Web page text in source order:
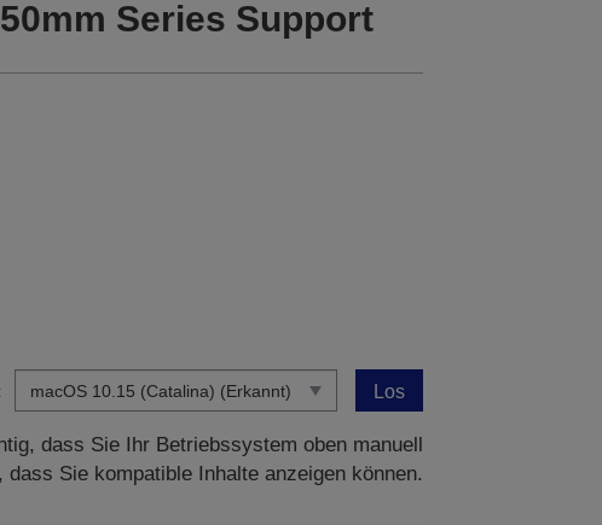
Series Support
Los
dass Sie Ihr Betriebssystem oben manuell
Sie kompatible Inhalte anzeigen können.